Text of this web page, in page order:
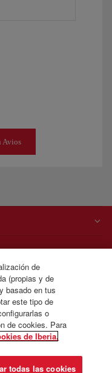
Avios
de
(propias y de
basado en tus
este tipo de
o
de cookies. Para
de Iberia.
todas las cookies